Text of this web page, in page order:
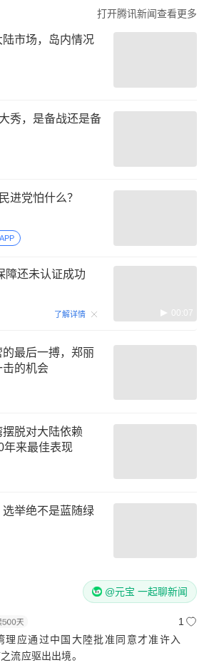
打开腾讯新闻查看更多
市场，岛内情况
秀，是备战还是备
进党怕什么？
障还未认证成功
了解详情 00:07
最后一搏，郑丽
击的机会
脱对大陆依赖
年来最佳表现
举绝不是蓝随绿
@元宝 一起聊新闻
1
理应通过中国大陸批准同意才准许入
流应驱出出境。